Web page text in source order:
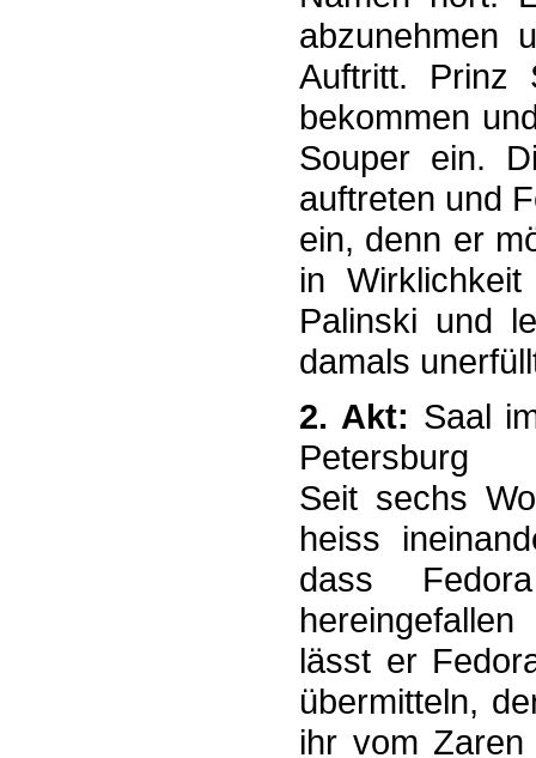
abzunehmen
Auftritt. Prinz
bekommen
Souper ein.
auftreten und
ein, denn er
in
Palinski und
damals
2. Akt: Saal
Petersburg
Seit sechs
heiss
dass
lässt er
übermitteln,
ihr vom